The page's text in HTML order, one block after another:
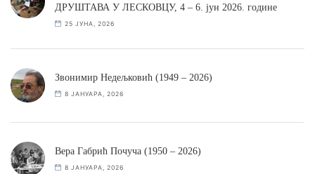
ДРУШТАВА У ЛЕСКОВЦУ, 4 – 6. јун 2026. године
25 ЈУНА, 2026
Звонимир Недељковић (1949 – 2026)
8 ЈАНУАРА, 2026
Вера Габрић Почуча (1950 – 2026)
8 ЈАНУАРА, 2026